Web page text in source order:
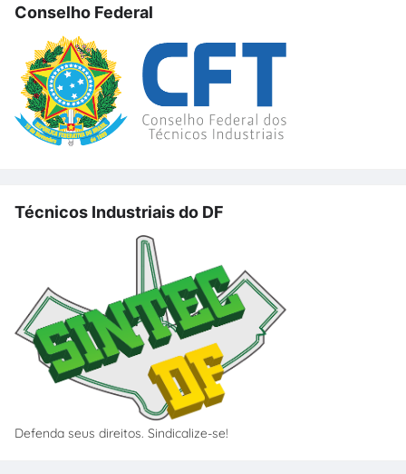
Conselho Federal
Técnicos Industriais do DF
Defenda seus direitos. Sindicalize-se!